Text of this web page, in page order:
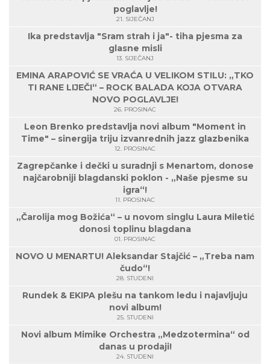
poglavlje!
21. SIJEČANJ
Ika predstavlja "Sram strah i ja"- tiha pjesma za
glasne misli
13. SIJEČANJ
EMINA ARAPOVIĆ SE VRAĆA U VELIKOM STILU: „TKO
TI RANE LIJEČI“ – ROCK BALADA KOJA OTVARA
NOVO POGLAVLJE!
26. PROSINAC
Leon Brenko predstavlja novi album "Moment in
Time" – sinergija triju izvanrednih jazz glazbenika
12. PROSINAC
Zagrepčanke i dečki u suradnji s Menartom, donose
najčarobniji blagdanski poklon - „Naše pjesme su
igra“!
11. PROSINAC
„Čarolija mog Božića“ – u novom singlu Laura Miletić
donosi toplinu blagdana
01. PROSINAC
NOVO U MENARTU! Aleksandar Stajčić – „Treba nam
čudo“!
28. STUDENI
Rundek & EKIPA plešu na tankom ledu i najavljuju
novi album!
25. STUDENI
Novi album Mimike Orchestra „Medzotermina“ od
danas u prodaji!
24. STUDENI